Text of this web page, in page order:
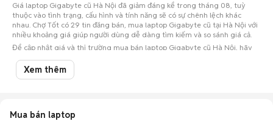
Giá laptop Gigabyte cũ Hà Nội đã giảm đáng kể trong tháng 08, tuỳ
thuộc vào tình trạng, cấu hình và tính năng sẽ có sự chênh lệch khác
nhau. Chợ Tốt có 29 tin đăng bán, mua laptop Gigabyte cũ tại Hà Nội với
nhiều khoảng giá giúp người dùng dễ dàng tìm kiếm và so sánh giá cả.
Để cập nhật giá và thị trường mua bán laptop Gigabyte cũ Hà Nội, hãy
Top 3 quận huyện có nhiều tin mua bán laptop Gigabyte nhất ở Hà Nội
Laptop Gigabyte Quận Hoàng Mai
Xem thêm
Mua bán laptop